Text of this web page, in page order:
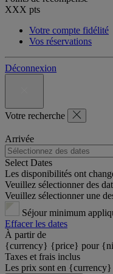
XXX pts
Votre compte fidélité
Vos réservations
Déconnexion
Votre recherche
Arrivée
Select Dates
Les disponibilités ont
Veuillez sélectionner des
Veuillez sélectionner une
Séjour minimum
Effacer les dates
À partir de
{currency} {price} pour
Taxes et frais inclus
Les prix sont en {currency}